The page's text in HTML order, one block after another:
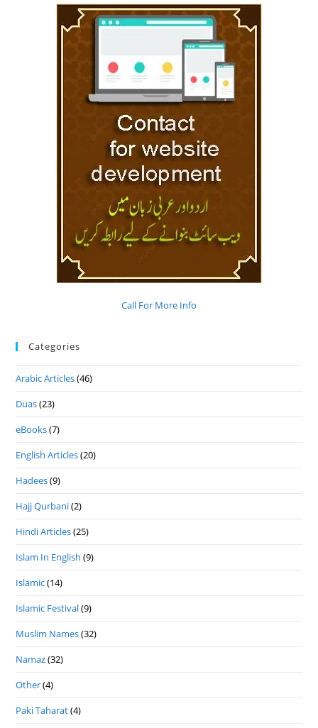
Call For More Info
Categories
Arabic Articles(46)
Duas(23)
eBooks(7)
English Articles(20)
Hadees(9)
Hajj Qurbani(2)
Hindi Articles(25)
Islam In English (9)
Islamic(14)
Islamic Festival(9)
Muslim Names(32)
Namaz(32)
Other(4)
Paki Taharat(4)